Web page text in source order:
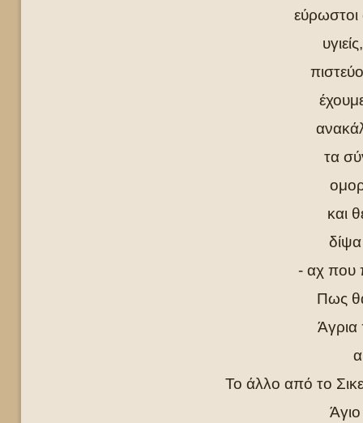
εύρωστοι
τα
και
- αχ που
Πως
Άγρια
Το άλλο από το